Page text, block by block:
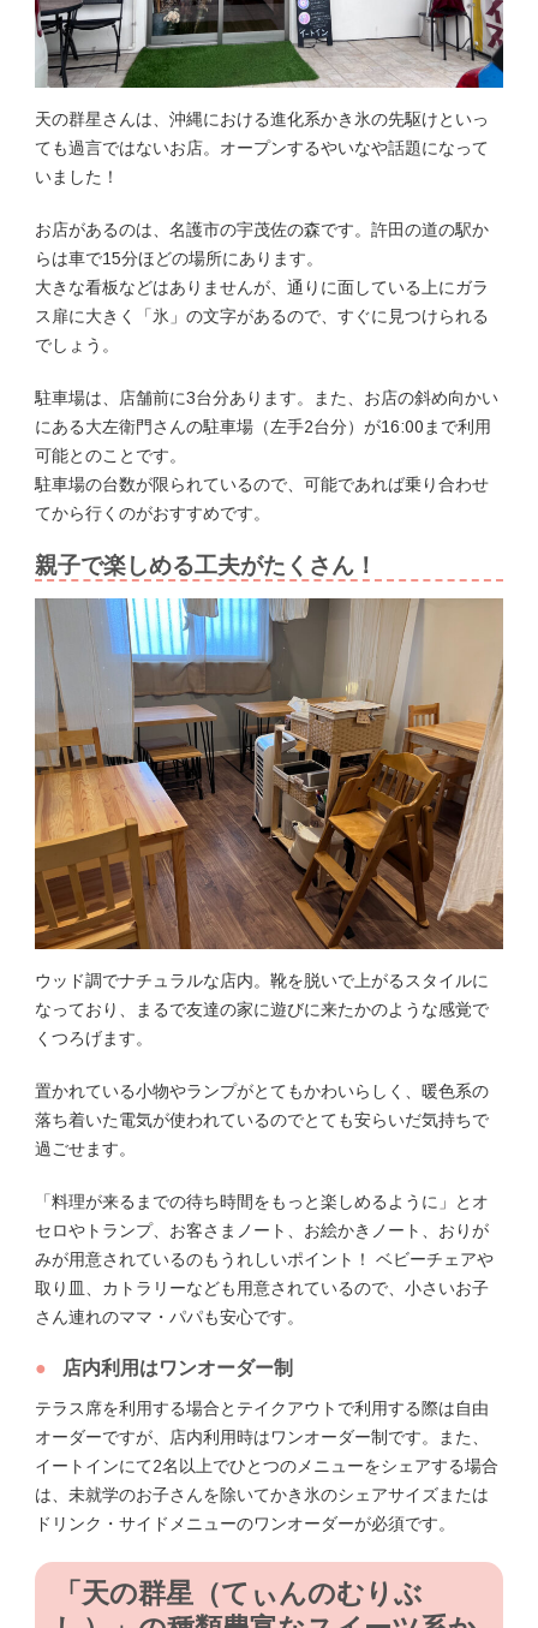
天の群星さんは、沖縄における進化系かき氷の先駆けといっ
ても過言ではないお店。オープンするやいなや話題になって
いました！
お店があるのは、名護市の宇茂佐の森です。許田の道の駅か
らは車で15分ほどの場所にあります。
大きな看板などはありませんが、通りに面している上にガラ
ス扉に大きく「氷」の文字があるので、すぐに見つけられる
でしょう。
駐車場は、店舗前に3台分あります。また、お店の斜め向かい
にある大左衛門さんの駐車場（左手2台分）が16:00まで利用
可能とのことです。
駐車場の台数が限られているので、可能であれば乗り合わせ
てから行くのがおすすめです。
親子で楽しめる工夫がたくさん！
ウッド調でナチュラルな店内。靴を脱いで上がるスタイルに
なっており、まるで友達の家に遊びに来たかのような感覚で
くつろげます。
置かれている小物やランプがとてもかわいらしく、暖色系の
落ち着いた電気が使われているのでとても安らいだ気持ちで
過ごせます。
「料理が来るまでの待ち時間をもっと楽しめるように」とオ
セロやトランプ、お客さまノート、お絵かきノート、おりが
みが用意されているのもうれしいポイント！ ベビーチェアや
取り皿、カトラリーなども用意されているので、小さいお子
さん連れのママ・パパも安心です。
店内利用はワンオーダー制
テラス席を利用する場合とテイクアウトで利用する際は自由
オーダーですが、店内利用時はワンオーダー制です。また、
イートインにて2名以上でひとつのメニューをシェアする場合
は、未就学のお子さんを除いてかき氷のシェアサイズまたは
ドリンク・サイドメニューのワンオーダーが必須です。
「天の群星 （てぃんのむりぶ